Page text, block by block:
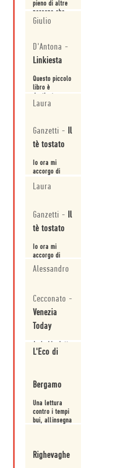
pieno di altre
persone che
come noi non
con la
lavatrice e che
dobbiamo
disposizione
gli uni degli
altri, crearci
famiglie
Giulio
D'Antona -
Linkiesta
Questo piccolo
libro è
diventare un
Laura
Ganzetti - Il
tè tostato
Io ora mi
accorgo di
felice.
Laura
Ganzetti - Il
tè tostato
Io ora mi
accorgo di
quando sono
felice.
Alessandro
Cecconato -
Venezia
Today
un po' da tutti.
L'Eco di
Bergamo
Una lettura
contro i tempi
bui, allinsegna
spirito critico.
Righevaghe